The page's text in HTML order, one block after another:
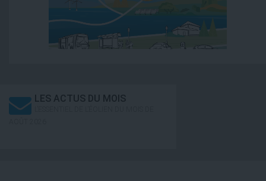
LES ACTUS DU MOIS